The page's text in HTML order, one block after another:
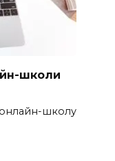
школи
онлайн-школу